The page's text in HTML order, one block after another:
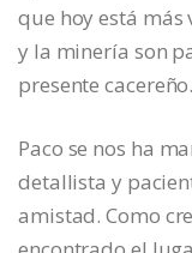
que hoy está más
y la minería son
presente cacereño.
Paco se nos ha
detallista y
amistad. Como